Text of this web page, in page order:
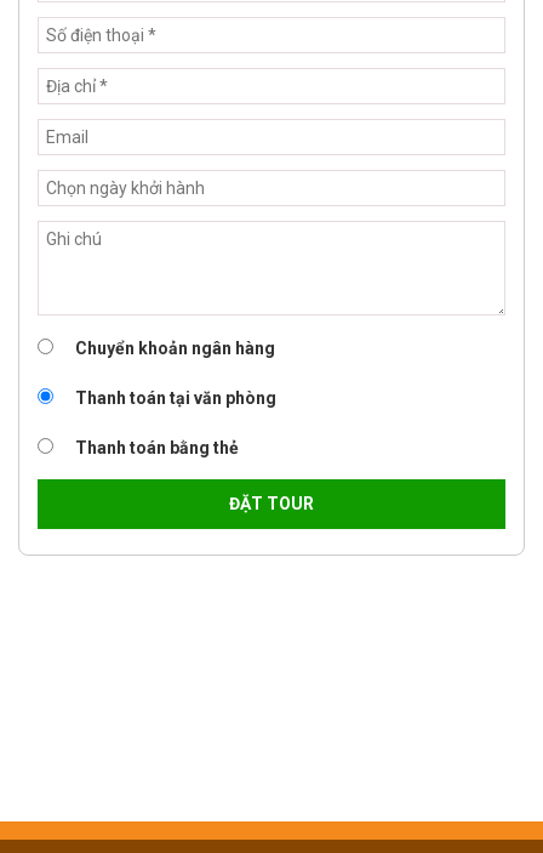
Chuyển khoản ngân hàng
Thanh toán tại văn phòng
Thanh toán bằng thẻ
ĐẶT TOUR